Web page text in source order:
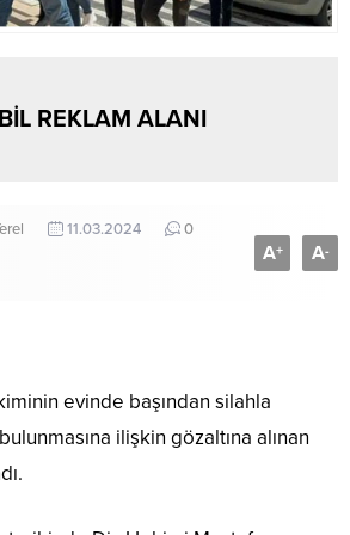
REKLAM ALANI
11.03.2024 0
A+ A-
evinde başından silahla
ilişkin gözaltına alınan